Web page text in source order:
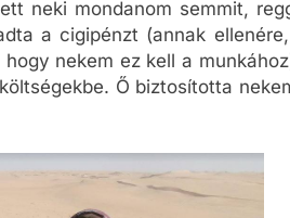
neki mondanom semmit,
a cigipénzt (annak
nekem ez kell a
Ő biztosította